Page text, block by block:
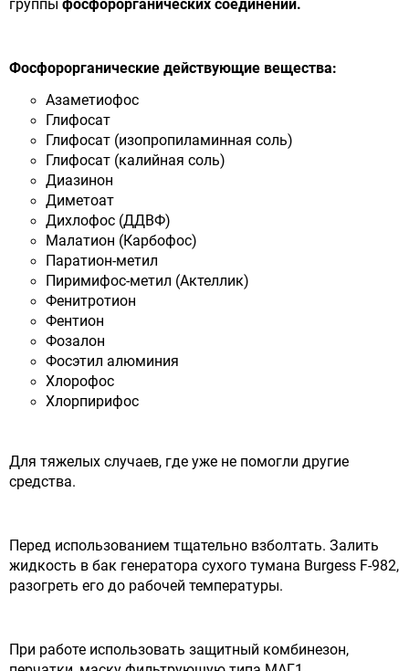
Фосфорорганические действующие вещества:
Азаметиофос
Глифосат
Глифосат (изопропиламинная соль)
Глифосат (калийная соль)
Диазинон
Диметоат
Дихлофос (ДДВФ)
Малатион (Карбофос)
Паратион-метил
Пиримифос-метил (Актеллик)
Фенитротион
Фентион
Фозалон
Фосэтил алюминия
Хлорофос
Хлорпирифос
Для тяжелых случаев, где уже не помогли другие
средства.
Перед использованием тщательно взболтать. Залить
жидкость в бак генератора сухого тумана Burgess F-982,
разогреть его до рабочей температуры.
При работе использовать защитный комбинезон,